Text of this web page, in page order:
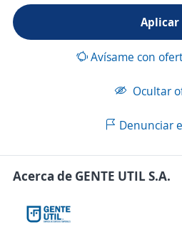
Aplicar
Avísame con
Ocultar
Denunciar
Acerca de GENTE UTIL S.A.